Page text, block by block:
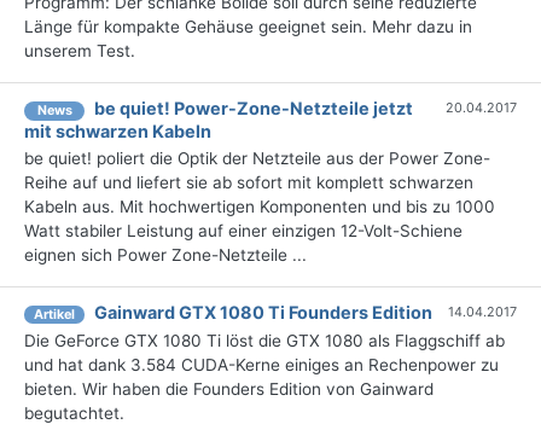
Länge für kompakte Gehäuse geeignet sein. Mehr dazu in
unserem Test.
News
be quiet! Power-Zone-Netzteile jetzt
mit schwarzen Kabeln
20.04.2017
be quiet! poliert die Optik der Netzteile aus der Power Zone-
Reihe auf und liefert sie ab sofort mit komplett schwarzen
Kabeln aus. Mit hochwertigen Komponenten und bis zu 1000
Watt stabiler Leistung auf einer einzigen 12-Volt-Schiene
eignen sich Power Zone-Netzteile ...
Artikel Gainward GTX 1080 Ti Founders Edition 14.04.2017
Die GeForce GTX 1080 Ti löst die GTX 1080 als Flaggschiff ab
und hat dank 3.584 CUDA-Kerne einiges an Rechenpower zu
bieten. Wir haben die Founders Edition von Gainward
begutachtet.